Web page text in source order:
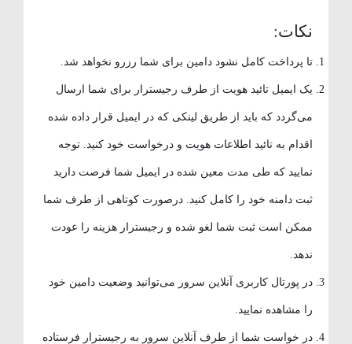
نکات:
تا پرداخت کامل نشود دامین برای شما رزرو نخواهد شد.
یک ایمیل تائید هویت از طرف رجیسترار برای شما ارسال
می‌گردد که باید از طریق لینکی که در ایمیل قرار داده شده
اقدام به تائید اطلاعات هویت و درخواست خود کنید. توجه
نمایید که طی مدت معین شده در ایمیل شما فرصت دارید
ثبت دامنه خود را کامل کنید. درصورت کوتاهی از طرف شما
ممکن است ثبت شما لغو شده و رجیسترار هزینه را عودت
ندهد.
در پورتال کاربری آنلاین سرور می‌توانید وضعیت دامین خود
را مشاهده نمایید.
در خواست شما از طرف آنلاین سرور به رجیسترار فرستاده